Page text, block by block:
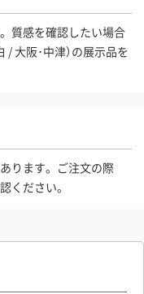
質感を確認したい場合
/ 大阪･中津）の展示品を
ります。ご注文の際
ください。